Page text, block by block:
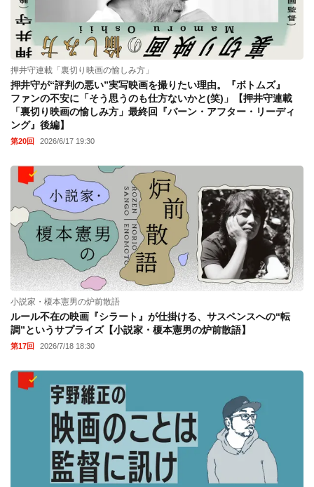
押井守連載「裏切り映画の愉しみ方」
押井守が“評判の悪い”実写映画を撮りたい理由。『ボトムズ』
ファンの不安に「そう思うのも仕方ないかと(笑)」【押井守連載
「裏切り映画の愉しみ方」最終回『バーン・アフター・リーディ
ング』後編】
第20回 2026/6/17 19:30
小説家・榎本憲男の炉前散語
ルール不在の映画『シラート』が仕掛ける、サスペンスへの“転
調”というサプライズ【小説家・榎本憲男の炉前散語】
第17回 2026/7/18 18:30